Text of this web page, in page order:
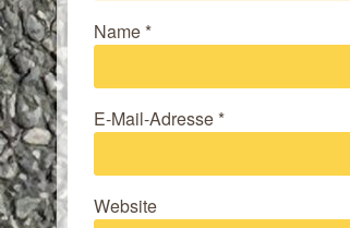
Name*
E-Mail-Adresse*
Website